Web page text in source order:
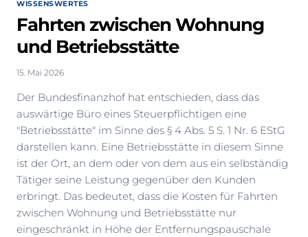
WISSENSWERTES
Fahrten zwischen Wohnung
und Betriebsstätte
15. Mai 2026
Der Bundesfinanzhof hat entschieden, dass das
auswärtige Büro eines Steuerpflichtigen eine
"Betriebsstätte" im Sinne des § 4 Abs. 5 S. 1 Nr. 6 EStG
darstellen kann. Eine Betriebsstätte in diesem Sinne
ist der Ort, an dem oder von dem aus ein selbständig
Tätiger seine Leistung gegenüber den Kunden
erbringt. Das bedeutet, dass die Kosten für Fahrten
zwischen Wohnung und Betriebsstätte nur
eingeschränkt in Höhe der Entfernungspauschale